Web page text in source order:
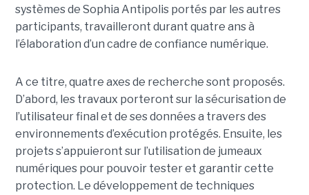
systèmes de Sophia Antipolis portés par les autres
participants, travailleront durant quatre ans à
l’élaboration d’un cadre de confiance numérique.
A ce titre, quatre axes de recherche sont proposés.
D’abord, les travaux porteront sur la sécurisation de
l’utilisateur final et de ses données a travers des
environnements d’exécution protégés. Ensuite, les
projets s’appuieront sur l’utilisation de jumeaux
numériques pour pouvoir tester et garantir cette
protection. Le développement de techniques